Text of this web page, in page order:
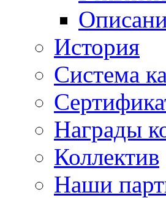
История
Система
Награды
Коллектив
Наши